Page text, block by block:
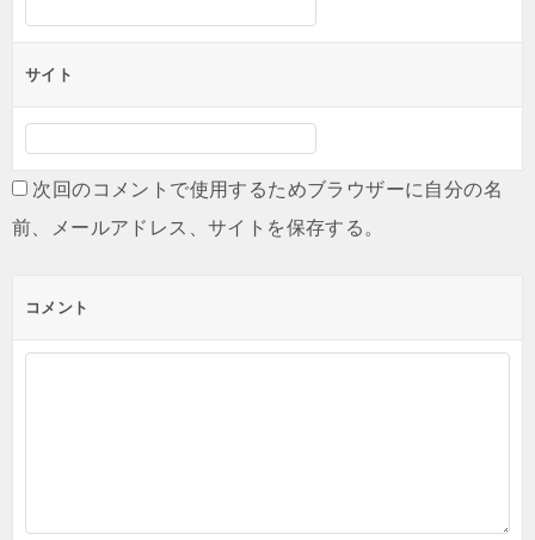
サイト
次回のコメントで使用するためブラウザーに自分の名
前、メールアドレス、サイトを保存する。
コメント